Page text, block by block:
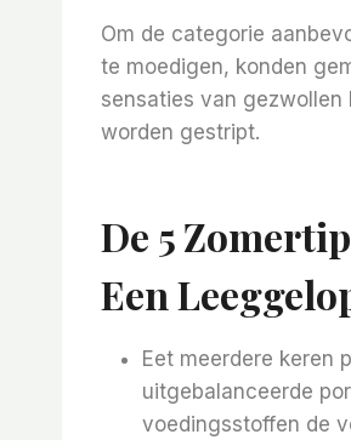
Om de categorie
te moedigen, konden
sensaties van
worden gestript.
De 5
Een
Eet meerdere keren
uitgebalanceerde
voedingsstoffen de